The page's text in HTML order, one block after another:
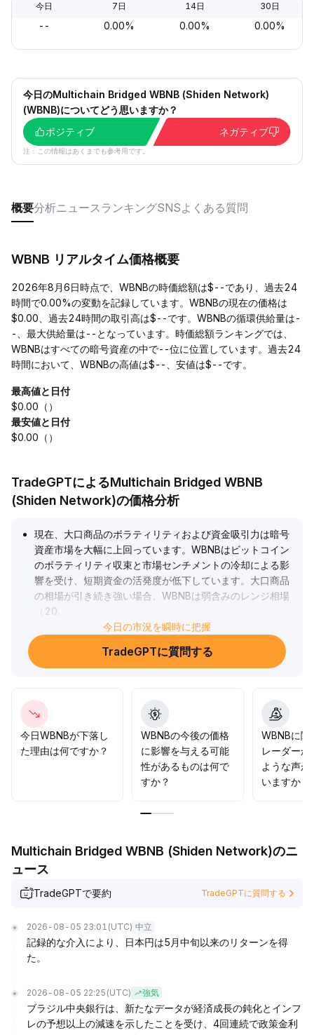
今日 7日 14日 30日
-- 0.00% 0.00% 0.00%
今日のMultichain Bridged WBNB (Shiden Network)
(WBNB)についてどう思いますか？
ポジティブ
ネガティブ
注：この情報はあくまでも参考用です。
概要分析ニュース ランキングSNSよくある質問
WBNB リアルタイム価格概要
2026年8月6日時点で、WBNBの時価総額は$--であり、過去24
時間で0.00%の変動を記録しています。WBNBの現在の価格は
$0.00、過去24時間の取引高は$--です。WBNBの循環供給量は-
-、最大供給量は--となっています。時価総額ランキングでは、
WBNBはすべての暗号資産の中で--位に位置しています。過去24
時間において、WBNBの高値は$--、安値は$--です。
最高値と日付
$0.00（）
最安値と日付
$0.00（）
TradeGPTによるMultichain Bridged WBNB
(Shiden Network)の価格分析
現在、大口商品のボラティリティおよび資金吸引力は暗号
資産市場を大幅に上回っています。WBNBはビットコイン
のボラティリティ収束と市場センチメントの冷却による影
響を受け、短期資金の活発度が低下しています。大口商品
の相場が引き続き強い場合、WBNBは弱含みのレンジ相場
（20
1区間の上限突破が困難）を維持すると予想されます。引
き続き様子見を推奨し、ビットコインのボラティリティや
の安易な積み増しは避けましょう。
今日の市況を瞬時に把握
TradeGPTに質問する
今日WBNBが下落し
た理由は何ですか？
WBNBの今後の価格
に影響を与える可能
性があるものは何で
すか？
WBNBに関
レーダーか
ような声が
いますか？
Multichain Bridged WBNB (Shiden Network)のニ
ュース
TradeGPTで要約 TradeGPTに質問する
2026-08-05 23:01 (UTC) 中立
記録的な介入により、日本円は5月中旬以来のリターンを得
た。
2026-08-05 22:25 (UTC) 強気
ブラジル中央銀行は、新たなデータが経済成長の鈍化とインフ
レの予想以上の減速を示したことを受け、4回連続で政策金利